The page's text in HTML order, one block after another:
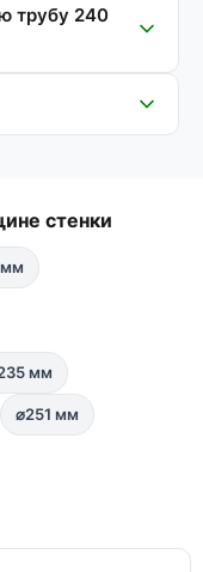
трубу 240
стенки
мм
⌀251 мм